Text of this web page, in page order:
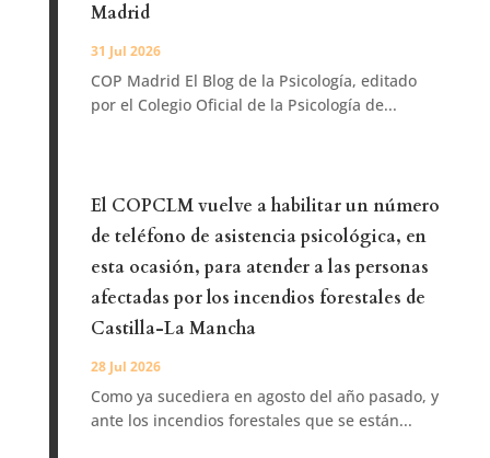
Madrid
31 Jul 2026
COP Madrid El Blog de la Psicología, editado
por el Colegio Oficial de la Psicología de...
El COPCLM vuelve a habilitar un número
de teléfono de asistencia psicológica, en
esta ocasión, para atender a las personas
afectadas por los incendios forestales de
Castilla-La Mancha
28 Jul 2026
Como ya sucediera en agosto del año pasado, y
ante los incendios forestales que se están...